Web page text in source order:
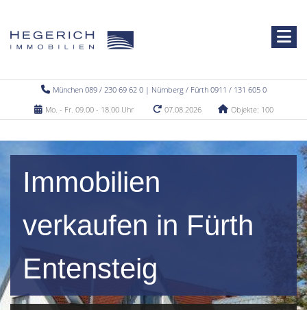
München 089 / 230 69 62 0 | Nürnberg / Fürth 0911 / 131 605 0
Mo. - Fr. 09.00 - 18.00 Uhr
07.08.2026 Objekte: 100
Immobilien
verkaufen in Fürth
Entensteig